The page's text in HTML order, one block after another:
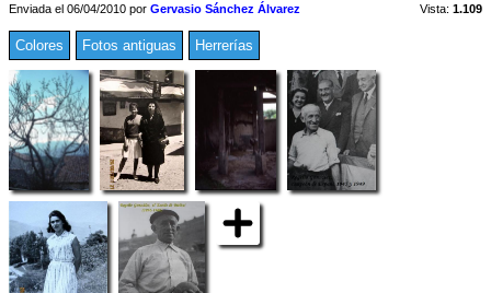
Enviada el 06/04/2010 por Gervasio Sánchez Álvarez Vista: 1.109
Colores Fotos antiguas Herrerías